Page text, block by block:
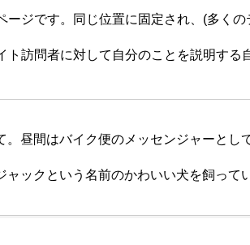
ージです。同じ位置に固定され、(多く
ト訪問者に対して自分のことを説明する
。昼間はバイク便のメッセンジャーと
ャックという名前のかわいい犬を飼って